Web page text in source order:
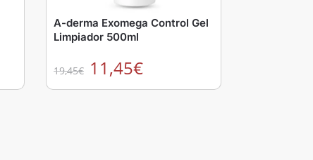
A-derma Exomega Control Gel
Limpiador 500ml
19,45€ 11,45€